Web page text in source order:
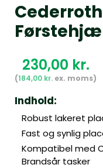
kr.
184,00 kr.
Indhold:
Robust lakeret
Fast og synlig
Kompatibel med
Brandsår tasker